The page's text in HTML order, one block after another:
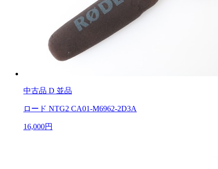
中古品 D 並品
ロード NTG2 CA01-M6962-2D3A
16,000円